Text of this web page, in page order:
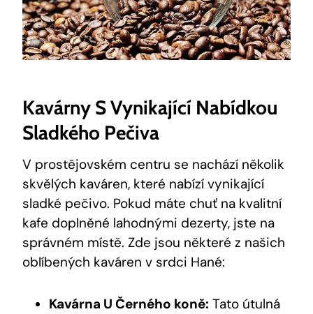
Kavárny S Vynikající Nabídkou
Sladkého Pečiva
V prostějovském centru se nachází několik
skvělých kaváren, které nabízí vynikající
sladké pečivo. Pokud máte chuť na kvalitní
kafe doplněné lahodnými dezerty, jste na
správném místě. Zde jsou některé z našich
oblíbených kaváren v srdci Hané:
Kavárna U Černého koně: Tato útulná